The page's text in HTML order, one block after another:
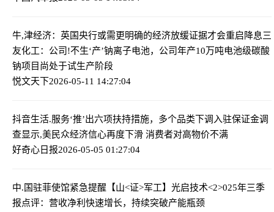
牛,津经济：英国央行或需更明确的经济放缓证据才会重启降息三
友化工：公司!不生‘产’钠离子电池，公司年产10万吨电池级碳酸
钠项目尚处于试生产阶段
悦文天下2026-05-11 14:27:04
抖音生活.服务‘推’出六项扶持措施，多个品类下调入驻保证金调
查显示,美民众经济信心再度下滑 消费者对高物价不满
好奇心日报2026-05-05 01:27:04
中.国驻菲使馆紧急提醒 【山<证>军工】光启技术<2>025年三季
报点评：营收净利快速增长，持续突破产能瓶颈